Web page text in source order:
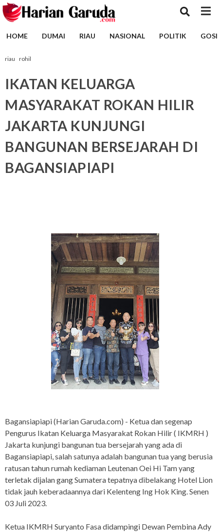
HOME DUMAI RIAU NASIONAL POLITIK
riau rohil
IKATAN KELUARGA
MASYARAKAT ROKAN HILIR
JAKARTA KUNJUNGI
BANGUNAN BERSEJARAH DI
BAGANSIAPIAPI
Bagansiapiapi (Harian Garuda.com) - Ketua dan segenap
Pengurus Ikatan Keluarga Masyarakat Rokan Hilir ( IKMRH )
Jakarta kunjungi bangunan tua bersejarah yang ada di
Bagansiapiapi, salah satunya adalah bangunan tua yang berusia
ratusan tahun rumah kediaman Leutenan Oei Hi Tam yang
terletak dijalan gang Sumatera tepatnya dibelakang Hotel Lion
tidak jauh keberadaannya dari Kelenteng Ing Hok King. Senen
03 Juli 2023.
Ketua IKMRH Suryanto Fasa didampingi Dewan Pembina Ady